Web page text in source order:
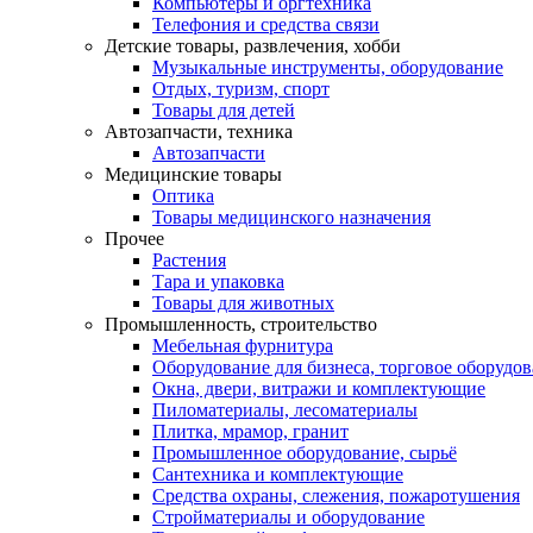
Телефония и средства связи
Детские товары, развлечения, хобби
Музыкальные инструменты, оборудование
Отдых, туризм, спорт
Товары для детей
Автозапчасти, техника
Автозапчасти
Медицинские товары
Оптика
Товары медицинского назначения
Прочее
Растения
Тара и упаковка
Товары для животных
Промышленность, строительство
Мебельная фурнитура
Оборудование для бизнеса, торговое
Окна, двери, витражи и комплектующие
Пиломатериалы, лесоматериалы
Плитка, мрамор, гранит
Промышленное оборудование, сырьё
Сантехника и комплектующие
Средства охраны, слежения, пожаротушения
Стройматериалы и оборудование